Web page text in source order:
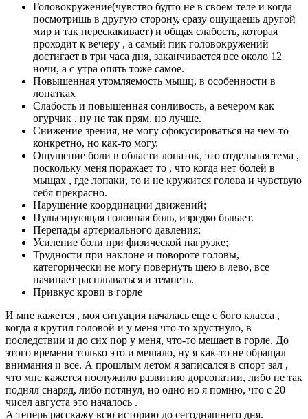
Головокружение(чувство будто не в своем теле и когда
посмотришь в другую сторону, сразу ощущаешь другой
мир и так перескакивает) и общая слабость, которая
проходит к вечеру , а самый пик головокружений
достигает в три часа дня, заканчивается все около 12
ночи, а с утра опять тоже самое.
Повышенная утомляемость мышц, в особенности в
лопатках
Слабость и повышенная сонливость, а вечером как
огурчик , ну не так прям, но лучше.
Снижение зрения, не могу сфокусироваться на чем-то
конкретно, но как-то могу.
Ощущение боли в области лопаток, это отдельная тема ,
поскольку меня поражает то , что когда нет болей в
мыщах , где лопаки, то и не кружится голова и чувствую
себя прекрасно.
Нарушение координации движений;
Пульсирующая головная боль, изредко бывает.
Перепады артериального давления;
Усиление боли при физической нагрузке;
Трудности при наклоне и повороте головы,
категорически не могу повернуть шею в лево, все
начинает расплываться и темнеть.
Привкус крови в горле
И мне кажется , моя ситуация началась еще с 6ого класса ,
когда я крутил головой и у меня что-то хрустнуло, в
последствии и до сих пор у меня, что-то мешает в горле. До
этого времени только это и мешало, ну я как-то не обращал
внимания и все. А прошлым летом я записался в спорт зал ,
что мне кажется послужило развитию дорсопатии, либо не так
поднял снаряд, либо потянул, но одно но я помню, что с 20
чисел августа это началось .
А теперь расскажу всю историю до сегодняшнего дня.